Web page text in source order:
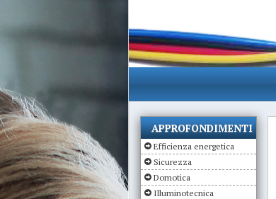
APPROFONDIMENTI
Efficienza energetica
Sicurezza
Domotica
Illuminotecnica